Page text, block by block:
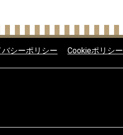
バシーポリシー Cookieポリシー